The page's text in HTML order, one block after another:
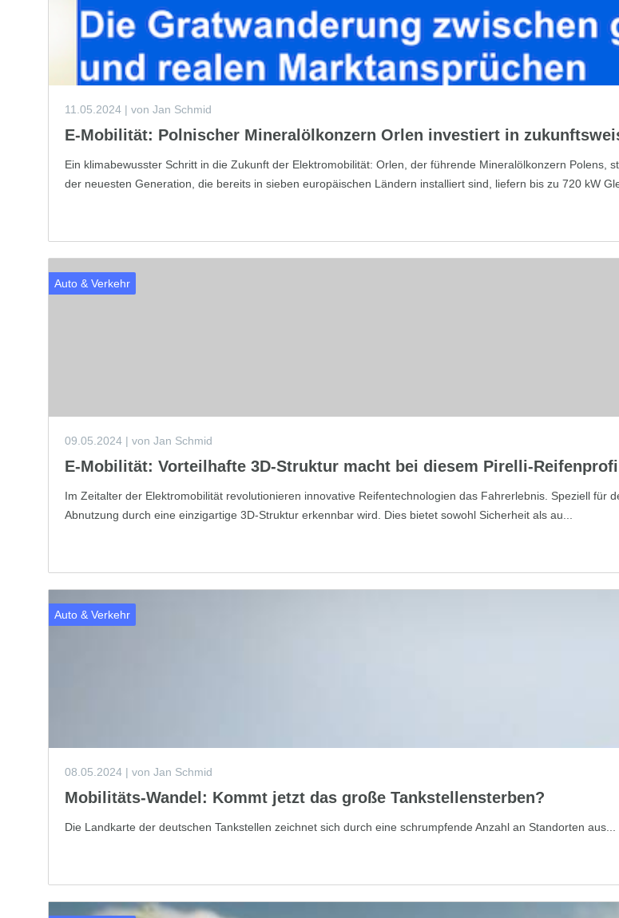
11.05.2024 | von Jan Schmid
E-Mobilität: Polnischer Mineralölkonzern Orlen investiert in
Ein klimabewusster Schritt in die Zukunft der Elektromobilität: Orlen, der führende Mineralölkonzern Polens,
der neuesten Generation, die bereits in sieben europäischen Ländern installiert sind, liefern bis zu 720 kW
Auto & Verkehr
09.05.2024 | von Jan Schmid
E-Mobilität: Vorteilhafte 3D-Struktur macht bei diesem Pirelli-
Im Zeitalter der Elektromobilität revolutionieren innovative Reifentechnologien das Fahrerlebnis. Speziell für
Abnutzung durch eine einzigartige 3D-Struktur erkennbar wird. Dies bietet sowohl Sicherheit als au...
Auto & Verkehr
08.05.2024 | von Jan Schmid
Mobilitäts-Wandel: Kommt jetzt das große Tankstellensterben?
Die Landkarte der deutschen Tankstellen zeichnet sich durch eine schrumpfende Anzahl an Standorten aus...